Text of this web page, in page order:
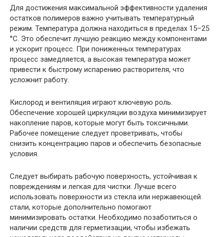
Для достижения максимальной эффективности удаления
остатков полимеров важно учитывать температурный
режим. Температура должна находиться в пределах 15–25
°C. Это обеспечит лучшую реакцию между компонентами
и ускорит процесс. При пониженных температурах
процесс замедляется, а высокая температура может
привести к быстрому испарению растворителя, что
усложнит работу.
Кислород и вентиляция играют ключевую роль.
Обеспечение хорошей циркуляции воздуха минимизирует
накопление паров, которые могут быть токсичными.
Рабочее помещение следует проветривать, чтобы
снизить концентрацию паров и обеспечить безопасные
условия.
Следует выбирать рабочую поверхность, устойчивая к
повреждениям и легкая для чистки. Лучше всего
использовать поверхности из стекла или нержавеющей
стали, которые дополнительно помогают
минимизировать остатки. Необходимо позаботиться о
наличии средств для герметизации, чтобы избежать